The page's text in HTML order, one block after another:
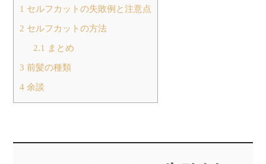
1 セルフカットの失敗例と注意点
2 セルフカットの方法
2.1 まとめ
3 前髪の種類
4 余談